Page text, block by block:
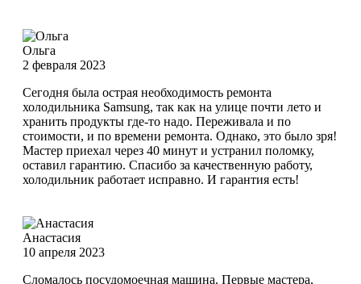
Ольга
2 февраля 2023
Сегодня была острая необходимость ремонта
холодильника Samsung, так как на улице почти лето и
хранить продукты где-то надо. Переживала и по
стоимости, и по времени ремонта. Однако, это было зря!
Мастер приехал через 40 минут и устранил поломку,
оставил гарантию. Спасибо за качественную работу,
холодильник работает исправно. И гарантия есть!
Анастасия
10 апреля 2023
Сломалось посудомоечная машина. Первые мастера,